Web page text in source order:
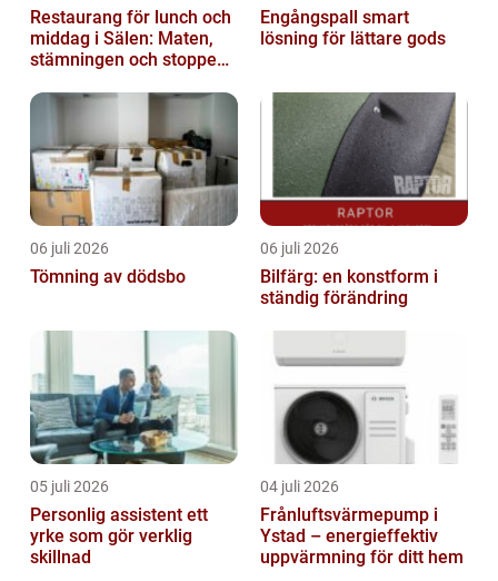
Restaurang för lunch och
middag i Sälen: Maten,
stämningen och stoppen
Engångspall smart
lösning för lättare gods
06 juli 2026
Tömning av dödsbo
06 juli 2026
Bilfärg: en konstform i
ständig förändring
05 juli 2026
Personlig assistent ett
yrke som gör verklig
skillnad
04 juli 2026
Frånluftsvärmepump i
Ystad – energieffektiv
uppvärmning för ditt hem